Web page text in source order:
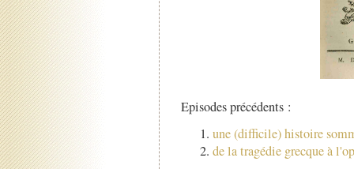
Episodes précédents :
une (difficile) histoire
de la tragédie grecque à